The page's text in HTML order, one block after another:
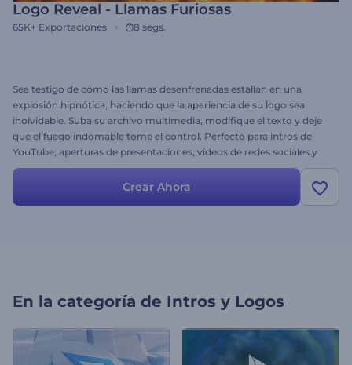
Logo Reveal - Llamas Furiosas
65K+ Exportaciones 8 segs.
Sea testigo de cómo las llamas desenfrenadas estallan en una
explosión hipnótica, haciendo que la apariencia de su logo sea
inolvidable. Suba su archivo multimedia, modifique el texto y deje
que el fuego indomable tome el control. Perfecto para intros de
YouTube, aperturas de presentaciones, videos de redes sociales y
proyectos cinematográficos. ¡Pruébelo ahora!
Crear Ahora
En la categoría de Intros y Logos